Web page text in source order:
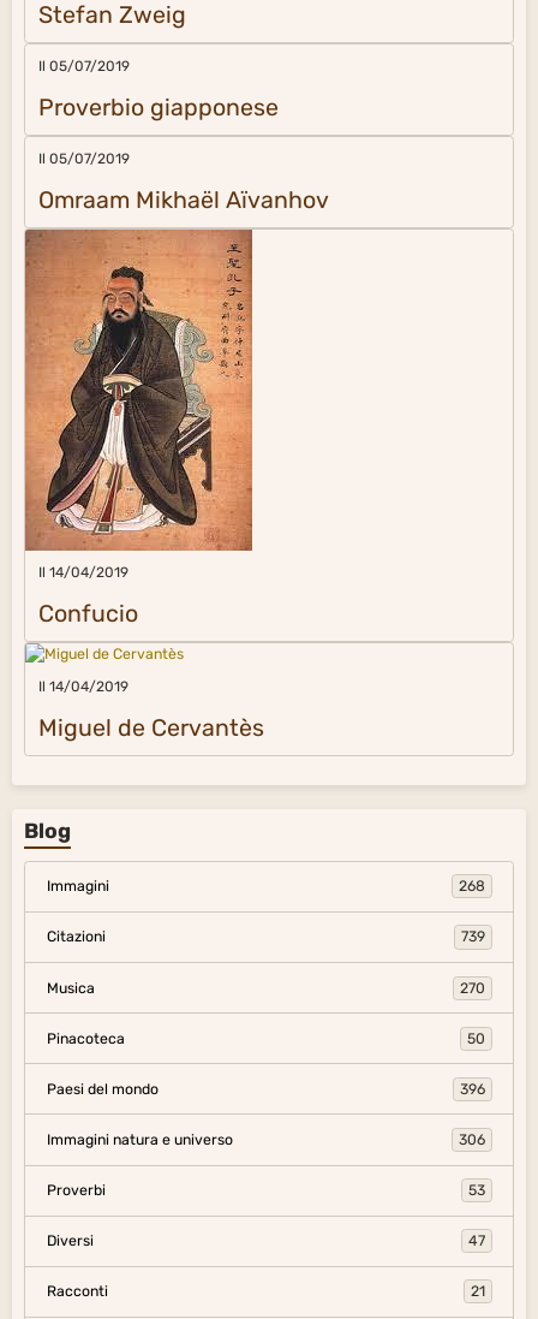
Stefan Zweig
Il 05/07/2019
Proverbio giapponese
Il 05/07/2019
Omraam Mikhaël Aïvanhov
Il 14/04/2019
Confucio
Il 14/04/2019
Miguel de Cervantès
Blog
Immagini 268
Citazioni 739
Musica 270
Pinacoteca 50
Paesi del mondo 396
Immagini natura e universo 306
Proverbi 53
Diversi 47
Racconti 21